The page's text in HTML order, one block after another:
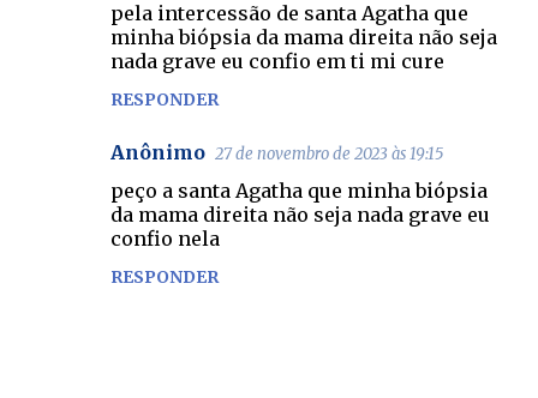
pela intercessão de santa Agatha que
minha biópsia da mama direita não seja
nada grave eu confio em ti mi cure
RESPONDER
Anônimo 27 de novembro de 2023 às 19:15
peço a santa Agatha que minha biópsia
da mama direita não seja nada grave eu
confio nela
RESPONDER